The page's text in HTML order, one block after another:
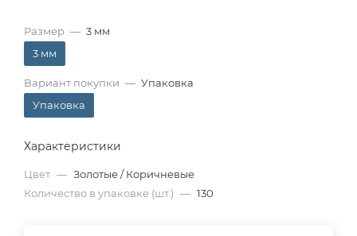
Размер — 3 мм
3 мм
Вариант покупки — Упаковка
Упаковка
Характеристики
Цвет — Золотые / Коричневые
Количество в упаковке (шт.) — 130